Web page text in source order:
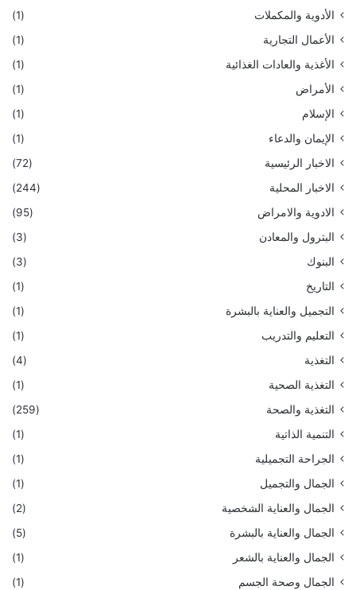
الأدوية والمكملات
(1)
الأعمال التجارية
(1)
الأغذية والعادات الغذائية
(1)
الأمراض
(1)
الإسلام
(1)
الإيمان والدعاء
(1)
الاخبار الرئيسية
(72)
الاخبار المحلية
(244)
الادوية والامراض
(95)
البترول والمعادن
(3)
البنوك
(3)
التاريخ
(1)
التجميل والعناية بالبشرة
(1)
التعليم والتدريب
(1)
التغذية
(4)
التغذية الصحية
(1)
التغذية والصحة
(259)
التنمية الذاتية
(1)
الجراحة التجميلية
(1)
الجمال والتجميل
(1)
الجمال والعناية الشخصية
(2)
الجمال والعناية بالبشرة
(5)
الجمال والعناية بالشعر
(1)
الجمال وصحة الجسم
(1)